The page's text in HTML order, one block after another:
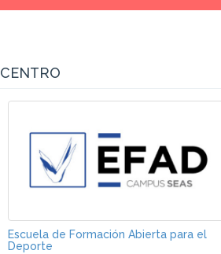
CENTRO
Escuela de Formación Abierta para el
Deporte